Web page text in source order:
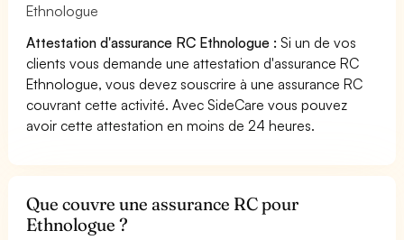
Ethnologue
Attestation d'assurance RC Ethnologue : Si un de vos
clients vous demande une attestation d'assurance RC
Ethnologue, vous devez souscrire à une assurance RC
couvrant cette activité. Avec SideCare vous pouvez
avoir cette attestation en moins de 24 heures.
Que couvre une assurance RC pour
Ethnologue ?